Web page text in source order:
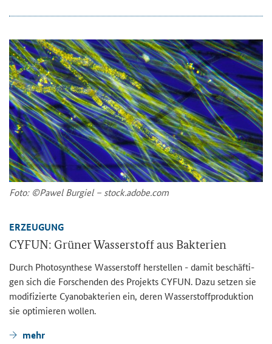
Foto: ©Pawel Bur­giel – stock.adobe.com
ER­ZEU­GUNG
CYFUN: Grü­ner Was­ser­stoff aus Bak­te­ri­en
Durch Pho­to­syn­the­se Was­ser­stoff her­stel­len - damit be­schäf­ti­
gen sich die For­schen­den des Pro­jekts CYFUN. Dazu set­zen sie
mo­di­fi­zier­te Cya­no­bak­te­ri­en ein, deren Was­ser­stoff­pro­duk­ti­on
sie op­ti­mie­ren wol­len.
mehr